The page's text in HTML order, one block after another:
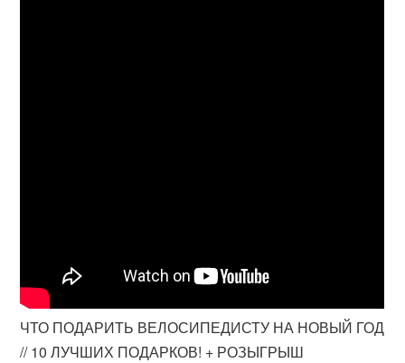
ЧТО ПОДАРИТЬ ВЕЛОСИПЕДИСТУ НА НОВЫЙ ГОД
// 10 ЛУЧШИХ ПОДАРКОВ! + РОЗЫГРЫШ